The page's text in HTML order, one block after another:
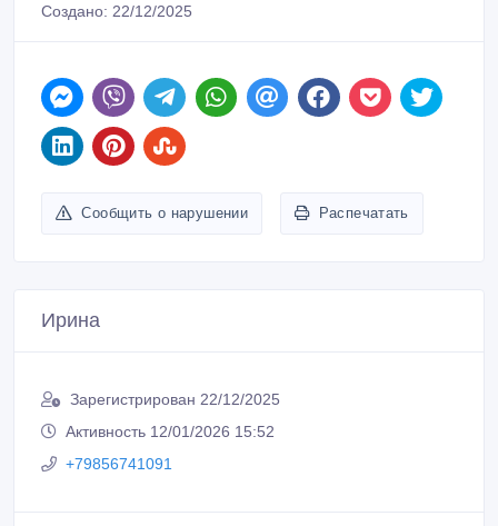
Создано: 22/12/2025
Сообщить о нарушении Распечатать
Ирина
Зарегистрирован 22/12/2025
Активность 12/01/2026 15:52
+79856741091